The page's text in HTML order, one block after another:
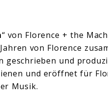
“ von Florence + the
von Florence
und
und eröffnet für
Musik.